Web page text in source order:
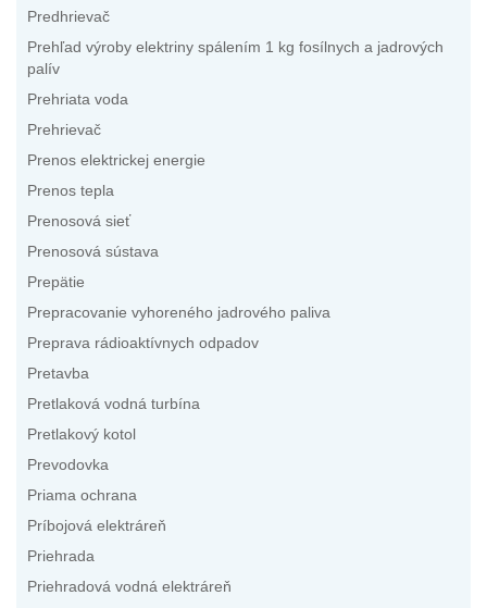
Predhrievač
Prehľad výroby elektriny spálením 1 kg fosílnych a jadrových
palív
Prehriata voda
Prehrievač
Prenos elektrickej energie
Prenos tepla
Prenosová sieť
Prenosová sústava
Prepätie
Prepracovanie vyhoreného jadrového paliva
Preprava rádioaktívnych odpadov
Pretavba
Pretlaková vodná turbína
Pretlakový kotol
Prevodovka
Priama ochrana
Príbojová elektráreň
Priehrada
Priehradová vodná elektráreň